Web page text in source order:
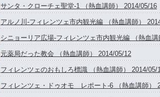
サンタ・クローチェ聖堂-1 （熱血講師） 2014/05/16
アルノ川-フィレンツェ市内観光編 （熱血講師）
シニョーリア広場-フィレンツェ市内観光編 （熱血
元薬局だった教会 （熱血講師） 2014/05/12
フィレンツェのおもしろ標識 （熱血講師） 2014/05/
フィレンツェ・ドゥオモ レポート-6 （熱血講師）